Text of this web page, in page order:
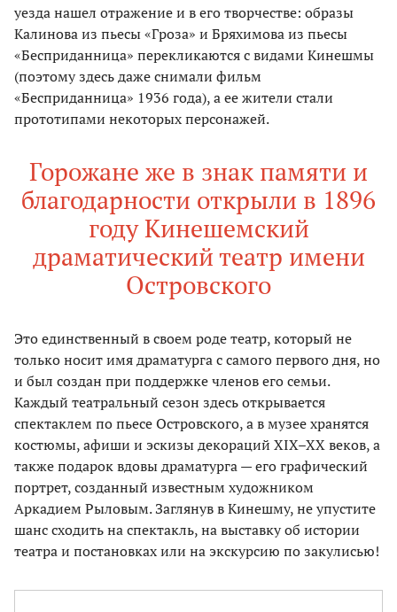
уезда нашел отражение и в его творчестве: образы
Калинова из пьесы «Гроза» и Бряхимова из пьесы
«Бесприданница» перекликаются с видами Кинешмы
(поэтому здесь даже снимали фильм
«Бесприданница» 1936 года), а ее жители стали
прототипами некоторых персонажей.
Горожане же в знак памяти и
благодарности открыли в 1896
году Кинешемский
драматический театр имени
Островского
Это единственный в своем роде театр, который не
только носит имя драматурга с самого первого дня, но
и был создан при поддержке членов его семьи.
Каждый театральный сезон здесь открывается
спектаклем по пьесе Островского, а в музее хранятся
костюмы, афиши и эскизы декораций XIX–XX веков, а
также подарок вдовы драматурга — его графический
портрет, созданный известным художником
Аркадием Рыловым. Заглянув в Кинешму, не упустите
шанс сходить на спектакль, на выставку об истории
театра и постановках или на экскурсию по закулисью!